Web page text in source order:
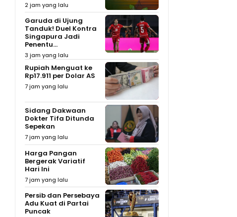
2 jam yang lalu
Garuda di Ujung
Tanduk! Duel Kontra
Singapura Jadi
Penentu...
3 jam yang lalu
Rupiah Menguat ke
Rp17.911 per Dolar AS
7 jam yang lalu
Sidang Dakwaan
Dokter Tifa Ditunda
Sepekan
7 jam yang lalu
Harga Pangan
Bergerak Variatif
Hari Ini
7 jam yang lalu
Persib dan Persebaya
Adu Kuat di Partai
Puncak